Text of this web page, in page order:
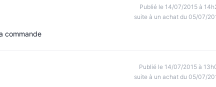
Publié le 14/07/2015 à
suite à un achat du 05/07/
commande
Publié le 14/07/2015 à
suite à un achat du 05/07/